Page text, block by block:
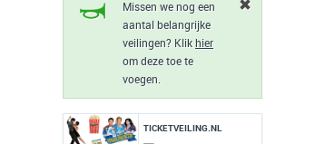
Missen we nog een
aantal belangrijke
veilingen? Klik hier
om deze toe te
voegen.
TICKETVEILING.NL